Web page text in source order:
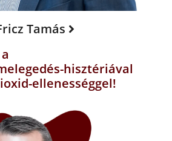
Tamás
hisztériával
ellenességgel!